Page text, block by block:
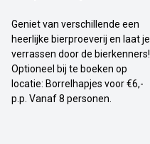
Geniet van verschillende een
heerlijke bierproeverij en laat je
verrassen door de bierkenners!
Optioneel bij te boeken op
locatie: Borrelhapjes voor €6,-
p.p. Vanaf 8 personen.